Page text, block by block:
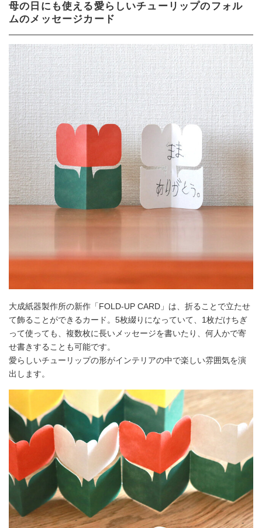
母の日にも使える愛らしいチューリップのフォル
ムのメッセージカード
大成紙器製作所の新作「FOLD-UP CARD」は、折ることで立たせ
て飾ることができるカード。5枚綴りになっていて、1枚だけちぎ
って使っても、複数枚に長いメッセージを書いたり、何人かで寄
せ書きすることも可能です。
愛らしいチューリップの形がインテリアの中で楽しい雰囲気を演
出します。